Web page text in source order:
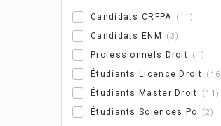
Candidats CRFPA 11
Candidats ENM 3
Professionnels Droit 1
Étudiants Licence Droit 16
Étudiants Master Droit 11
Étudiants Sciences Po 2